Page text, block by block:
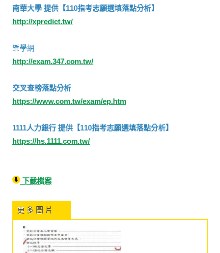
南華大學 提供【110指考志願選填落點分析】
http://xpredict.tw/
樂學網
http://exam.347.com.tw/
交叉查榜落點分析
https://www.com.tw/exam/ep.htm
1111人力銀行 提供【110指考志願選填落點分析】
https://hs.1111.com.tw/
下載檔案
更 多 圖 片